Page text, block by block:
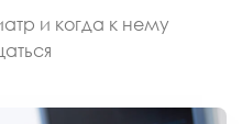
и когда к нему